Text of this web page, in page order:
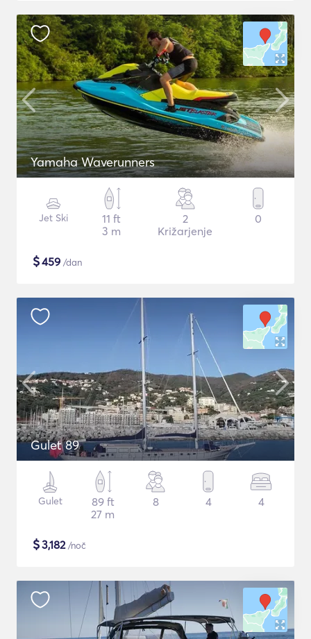
Yamaha Waverunners
Jet Ski
11 ft
3 m
2
Križarjenje
0
$459 /dan
Gulet 89
Gulet
89 ft
27 m
8 4 4
$3,182/noč